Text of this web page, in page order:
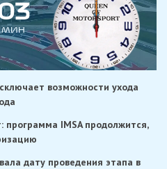
2
3
МИН
возможности ухода
программа IMSA продолжится,
дату проведения этапа в